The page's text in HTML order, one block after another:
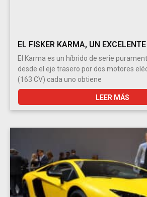
EL FISKER KARMA, UN
El Karma es un híbrido de serie
desde el eje trasero por dos motores
(163 CV) cada uno obtiene
LEER MÁS